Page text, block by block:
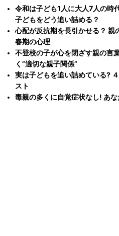
令和は子ども1人に大人7人の
子どもをどう追い詰める？
心配が反抗期を長引かせる？ 親
春期の心理
不登校の子が心を閉ざす親の
く”適切な親子関係”
実は子どもを追い詰めている?
スト
毒親の多くに自覚症状なし! あ